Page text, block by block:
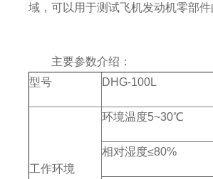
域，可以用于测试飞机发动机零部
主要参数介绍：
型号
DHG-100L
工作环境
环境温度5~30℃
相对湿度≤80%